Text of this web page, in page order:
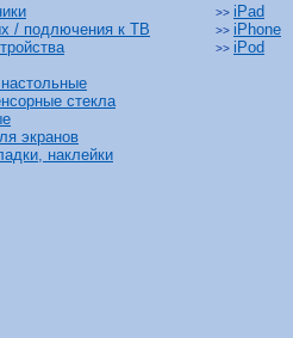
/ подлючения к ТВ
стекла
экранов
наклейки
>> iPad
>> iPhone
>> iPod